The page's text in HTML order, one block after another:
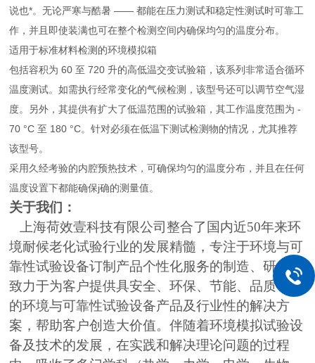
说也*。无论严寒与酷暑 —— 都能在压力测试和稳定性测试时可靠工
作，并且即使装满也可在整个检测空间内确保均匀的温度分布。
适用于标准材料检测的环境模拟箱
包括容积为 60 至 720 升的高低温交变试验箱，该系列非常适合循环
温度测试。如需执行经常变化的气候检测，该型号还可以调节空气湿
度。另外，其提供有扩大了低温范围的试验箱，其工作温度范围为 -
70 °C 至 180 °C。针对必须在低温下测试检测物的情况，尤其推荐
该型号。
采用久经考验的内腔预热技术，可确保均匀的温度分布，并且在任何
温度设置下都能确保j确的测量值。
关于我们：
上海荷效壹科技有限公司整合了国内近50年来环
境耐候老化试验行业的发展精髓，专注于环境与可
靠性试验设备订制产品个性化服务的制造、研发，
致力于为客户提供具安全、环保、节能、品质可靠
的环境与可靠性试验设备产品及行业性的解决方
案，帮助客户创造大价值。伴随着环境模拟试验设
备及技术的发展，在实践和解决理论问题的过程